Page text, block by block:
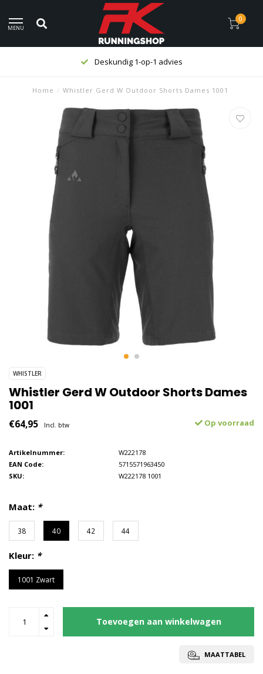
MENU
0
Deskundig 1-op-1 advies
Home / Whistler Gerd W Outdoor Shorts Dames 1001
WHISTLER
Whistler Gerd W Outdoor Shorts Dames
1001
€64,95 Incl. btw Op voorraad
Artikelnummer:
W222178
EAN Code:
5715571963450
SKU:
W222178 1001
Maat: *
38 40 42 44
Kleur: *
1001 Zwart
Toevoegen aan winkelwagen
MAATTABEL